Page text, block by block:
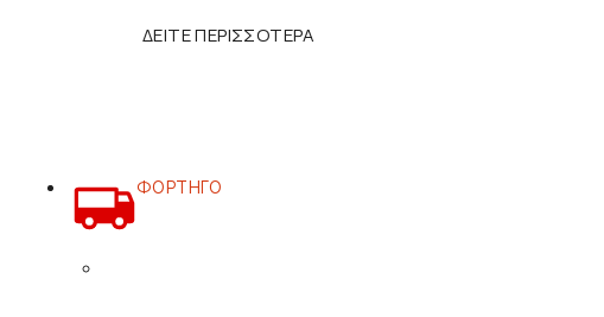
ΔΕΙΤΕ ΠΕΡΙΣΣΟΤΕΡΑ
ΦΟΡΤΗΓΟ